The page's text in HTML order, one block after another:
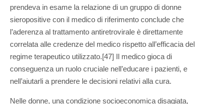
prendeva in esame la relazione di un gruppo di donne
sieropositive con il medico di riferimento conclude che
l’aderenza al trattamento antiretrovirale è direttamente
correlata alle credenze del medico rispetto all’efficacia del
regime terapeutico utilizzato.[47] Il medico gioca di
conseguenza un ruolo cruciale nell’educare i pazienti, e
nell’aiutarli a prendere le decisioni relativi alla cura.
Nelle donne, una condizione socioeconomica disagiata,